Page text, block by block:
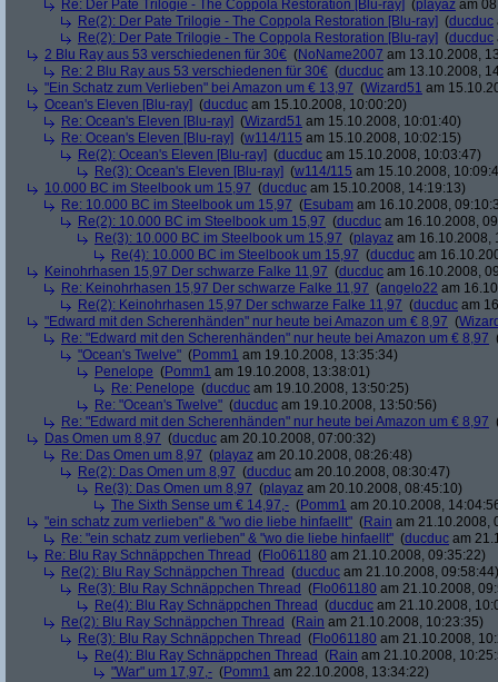
Re: Der Pate Trilogie - The Coppola Restoration [Blu-ray] (playaz am
Re(2): Der Pate Trilogie - The Coppola Restoration [Blu-ray] (ducduc
Re(2): Der Pate Trilogie - The Coppola Restoration [Blu-ray] (ducduc
2 Blu Ray aus 53 verschiedenen für 30€ (NoName2007 am 13.10.2008,
Re: 2 Blu Ray aus 53 verschiedenen für 30€ (ducduc am 13.10.2008,
"Ein Schatz zum Verlieben" bei Amazon um € 13,97 (Wizard51 am
Ocean's Eleven [Blu-ray] (ducduc am 15.10.2008, 10:00:20)
Re: Ocean's Eleven [Blu-ray] (Wizard51 am 15.10.2008, 10:01:40)
Re: Ocean's Eleven [Blu-ray] (w114/115 am 15.10.2008, 10:02:15)
Re(2): Ocean's Eleven [Blu-ray] (ducduc am 15.10.2008, 10:03:47)
Re(3): Ocean's Eleven [Blu-ray] (w114/115 am 15.10.2008,
10.000 BC im Steelbook um 15,97 (ducduc am 15.10.2008, 14:19:13)
Re: 10.000 BC im Steelbook um 15,97 (Esubam am 16.10.2008,
Re(2): 10.000 BC im Steelbook um 15,97 (ducduc am 16.10.2008,
Re(3): 10.000 BC im Steelbook um 15,97 (playaz am 16.10.2008,
Re(4): 10.000 BC im Steelbook um 15,97 (ducduc am
Keinohrhasen 15,97 Der schwarze Falke 11,97 (ducduc am 16.10.2008,
Re: Keinohrhasen 15,97 Der schwarze Falke 11,97 (angelo22 am
Re(2): Keinohrhasen 15,97 Der schwarze Falke 11,97 (ducduc am
"Edward mit den Scherenhänden" nur heute bei Amazon um € 8,97 (
Re: "Edward mit den Scherenhänden" nur heute bei Amazon um € 8,97
"Ocean's Twelve" (Pomm1 am 19.10.2008, 13:35:34)
Penelope (Pomm1 am 19.10.2008, 13:38:01)
Re: Penelope (ducduc am 19.10.2008, 13:50:25)
Re: "Ocean's Twelve" (ducduc am 19.10.2008, 13:50:56)
Re: "Edward mit den Scherenhänden" nur heute bei Amazon um € 8,97
Das Omen um 8,97 (ducduc am 20.10.2008, 07:00:32)
Re: Das Omen um 8,97 (playaz am 20.10.2008, 08:26:48)
Re(2): Das Omen um 8,97 (ducduc am 20.10.2008, 08:30:47)
Re(3): Das Omen um 8,97 (playaz am 20.10.2008, 08:45:10)
The Sixth Sense um € 14,97,- (Pomm1 am 20.10.2008,
"ein schatz zum verlieben" & "wo die liebe hinfaellt" (Rain am 21.10.2008,
Re: "ein schatz zum verlieben" & "wo die liebe hinfaellt" (ducduc am
Re: Blu Ray Schnäppchen Thread (Flo061180 am 21.10.2008, 09:35:22)
Re(2): Blu Ray Schnäppchen Thread (ducduc am 21.10.2008, 09:58:44)
Re(3): Blu Ray Schnäppchen Thread (Flo061180 am 21.10.2008,
Re(4): Blu Ray Schnäppchen Thread (ducduc am 21.10.2008,
Re(2): Blu Ray Schnäppchen Thread (Rain am 21.10.2008, 10:23:35)
Re(3): Blu Ray Schnäppchen Thread (Flo061180 am 21.10.2008,
Re(4): Blu Ray Schnäppchen Thread (Rain am 21.10.2008,
"War" um 17,97,- (Pomm1 am 22.10.2008, 13:34:22)